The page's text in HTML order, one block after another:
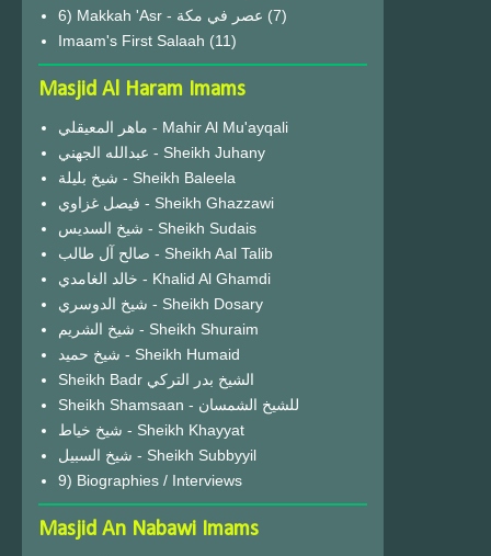
6) Makkah 'Asr - عصر في مكة (7)
Imaam's First Salaah (11)
Masjid Al Haram Imams
ماهر المعيقلي - Mahir Al Mu'ayqali
عبدالله الجهني - Sheikh Juhany
شيخ بليلة - Sheikh Baleela
فيصل غزاوي - Sheikh Ghazzawi
شيخ السديس - Sheikh Sudais
صالح آل طالب - Sheikh Aal Talib
خالد الغامدي - Khalid Al Ghamdi
شيخ الدوسري - Sheikh Dosary
شيخ الشريم - Sheikh Shuraim
شيخ حميد - Sheikh Humaid
Sheikh Badr الشيخ بدر التركي
Sheikh Shamsaan - للشيخ الشمسان
شيخ خياط - Sheikh Khayyat
شيخ السبيل - Sheikh Subbyyil
9) Biographies / Interviews
Masjid An Nabawi Imams